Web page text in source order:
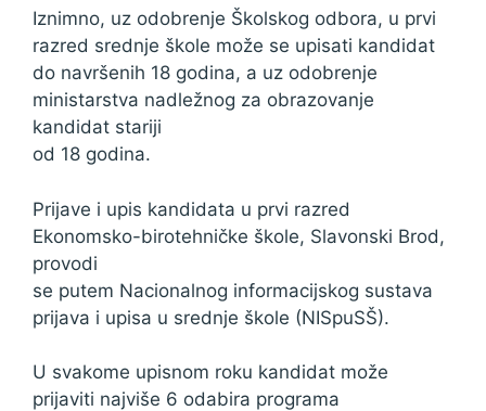
Iznimno, uz odobrenje Školskog odbora, u prvi
razred srednje škole može se upisati kandidat
do navršenih 18 godina, a uz odobrenje
ministarstva nadležnog za obrazovanje
kandidat stariji
od 18 godina.
Prijave i upis kandidata u prvi razred
Ekonomsko-birotehničke škole, Slavonski Brod,
provodi
se putem Nacionalnog informacijskog sustava
prijava i upisa u srednje škole (NISpuSŠ).
U svakome upisnom roku kandidat može
prijaviti najviše 6 odabira programa